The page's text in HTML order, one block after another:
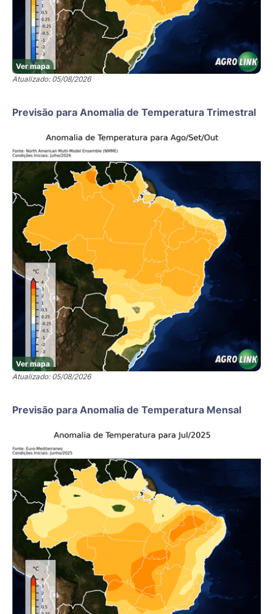
Ver mapa
Atualizado: 05/08/2026
Previsão para Anomalia de Temperatura Trimestral
Ver mapa
Atualizado: 05/08/2026
Previsão para Anomalia de Temperatura Mensal